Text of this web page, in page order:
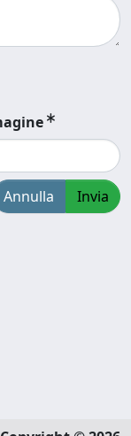
Annulla Invia